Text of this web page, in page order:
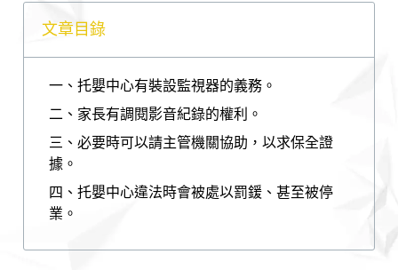
文章目錄
一、托嬰中心有裝設監視器的義務。
二、家長有調閱影音紀錄的權利。
三、必要時可以請主管機關協助，以求保全證
據。
四、托嬰中心違法時會被處以罰鍰、甚至被停
業。